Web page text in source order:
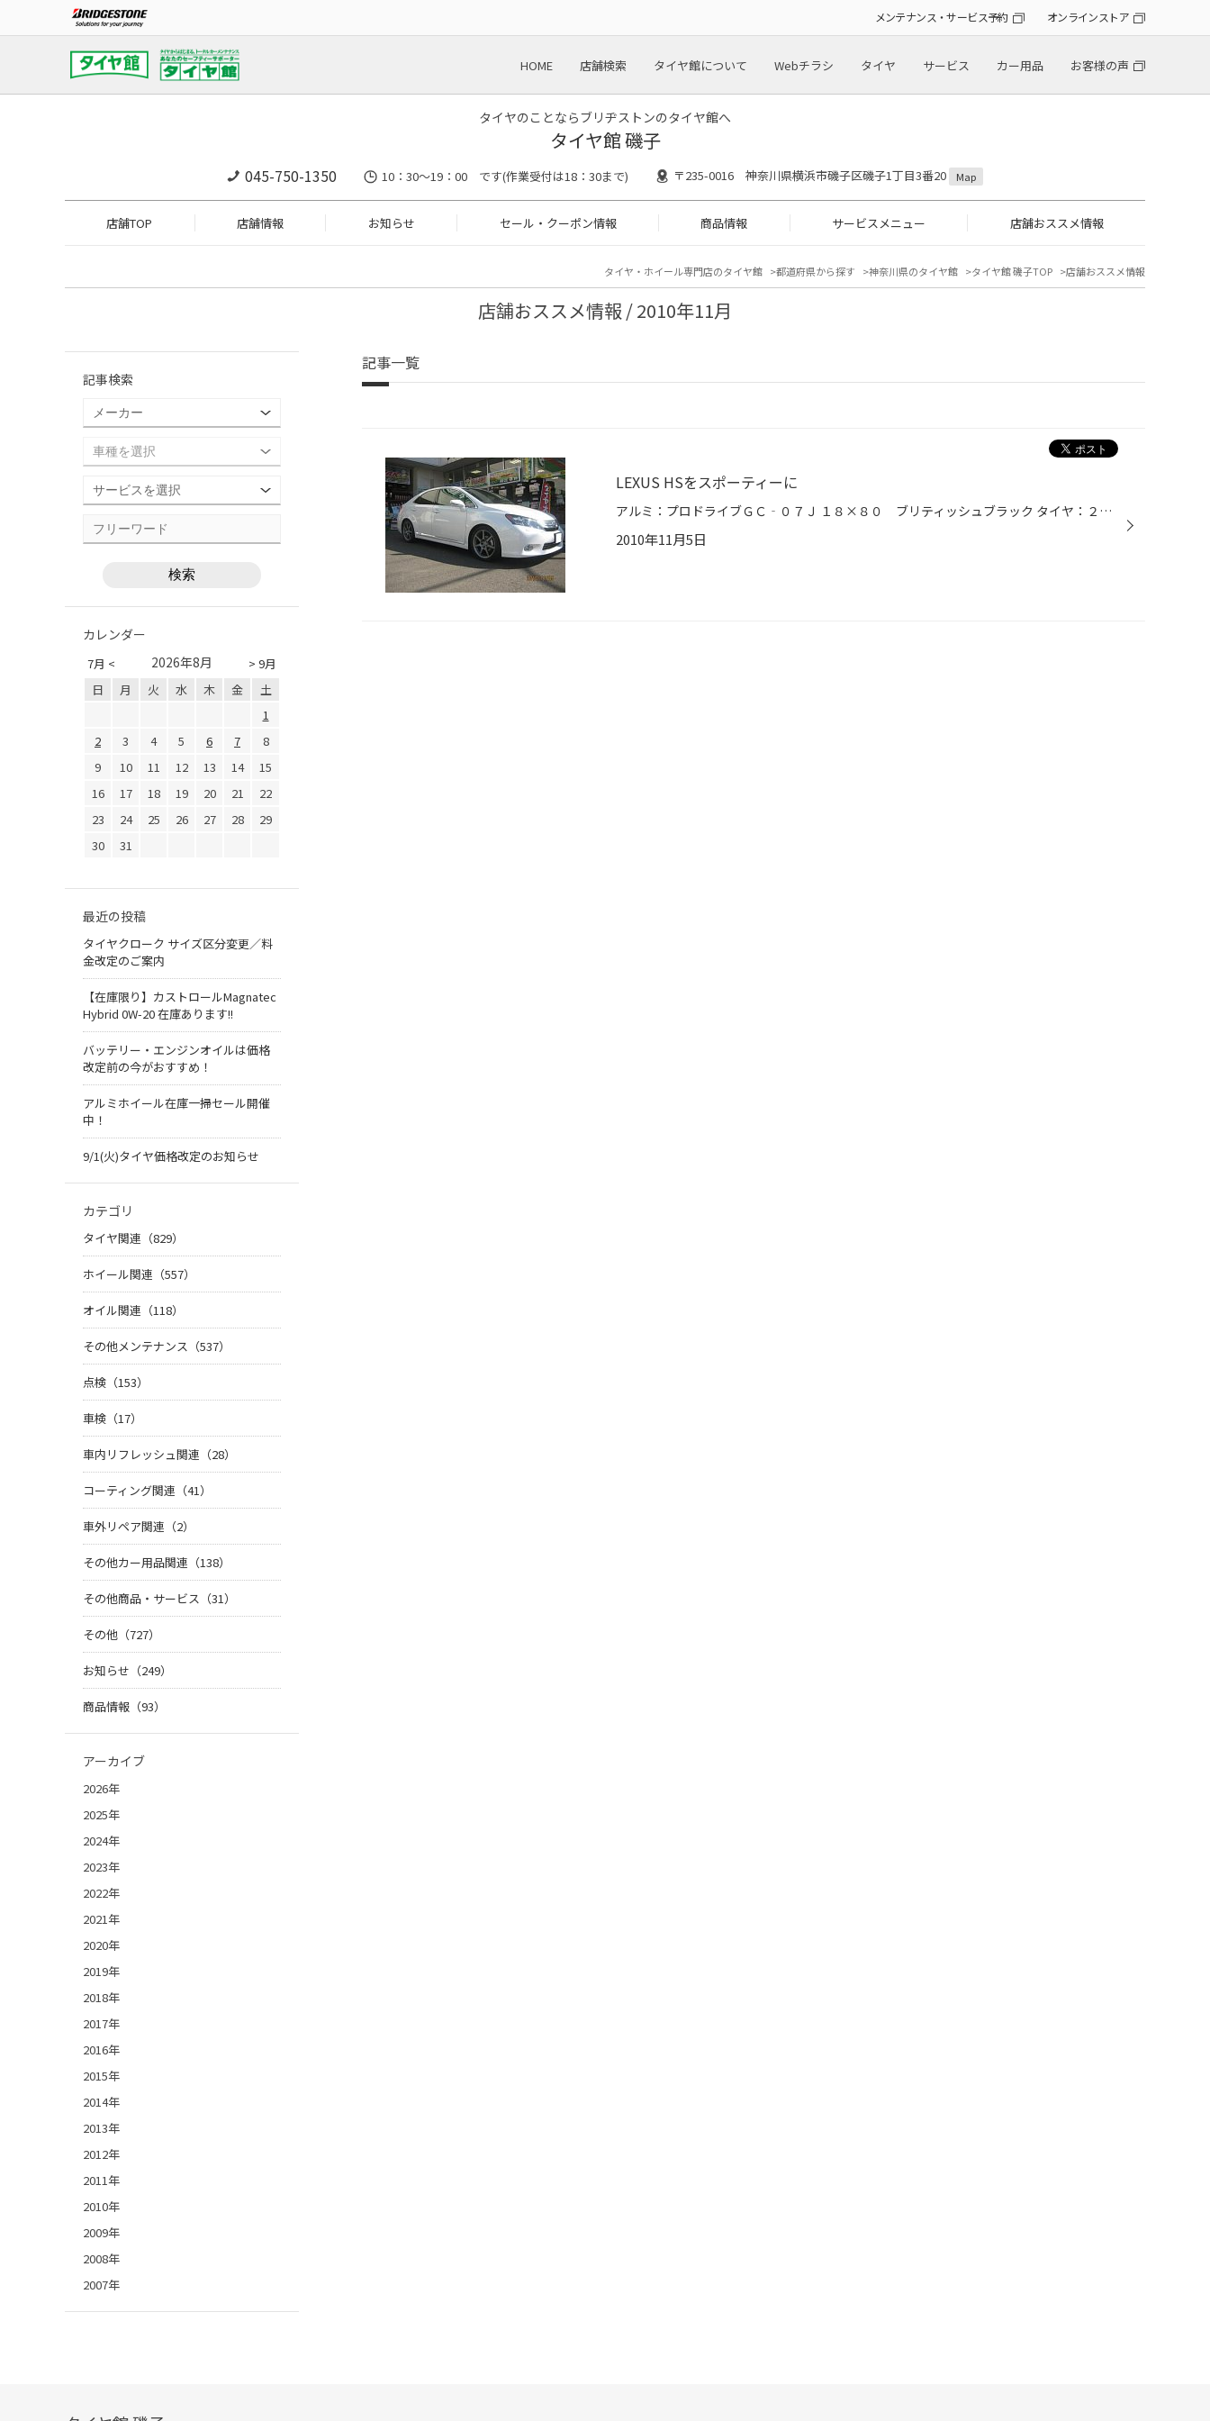
メンテナンス・サービス予約 オンラインストア
HOME 店舗検索 タイヤ館について Webチラシ タイヤ サービス カー用品 お客様の声
タイヤのことならブリヂストンのタイヤ館へ
タイヤ館 磯子
045-750-1350 10：30～19：00 です(作業受付は18：30まで) 〒235-0016 神奈川県横浜市磯子区磯子1丁目3番20 Map
店舗TOP 店舗情報 お知らせ セール・クーポン情報 商品情報 サービスメニュー 店舗おススメ情報
タイヤ・ホイール専門店のタイヤ館 都道府県から探す 神奈川県のタイヤ館 タイヤ館 磯子TOP 店舗おススメ情報
店舗おススメ情報 / 2010年11月
記事一覧
LEXUS HSをスポーティーに
アルミ：プロドライブＧＣ‐０７Ｊ １８×８０ ブリティッシュブラック タイヤ：２２５/４５Ｒ１８ ローフォルムなＨＳに鍛造ホイールを装着して軽量チューン。 只者ではないハイブリッドが誕生しました。 見た目はスポーティーでありながら、 中身はエコなハイブリッドカー・・・ この相反するとこ...
2010年11月5日
記事検索
カレンダー
7月 < > 9月
2026年8月
日 月 火 水 木 金
土
1
2
3 4 5 6 7
8
9
10 11 12 13 14
15
16
17 18 19 20 21
22
23
24 25 26 27 28
29
30
31
最近の投稿
タイヤクローク サイズ区分変更／料
金改定のご案内
【在庫限り】カストロールMagnatec
Hybrid 0W-20 在庫あります!!
バッテリー・エンジンオイルは価格
改定前の今がおすすめ！
アルミホイール在庫一掃セール開催
中！
9/1(火)タイヤ価格改定のお知らせ
カテゴリ
タイヤ関連（829）
ホイール関連（557）
オイル関連（118）
その他メンテナンス（537）
点検（153）
車検（17）
車内リフレッシュ関連（28）
コーティング関連（41）
車外リペア関連（2）
その他カー用品関連（138）
その他商品・サービス（31）
その他（727）
お知らせ（249）
商品情報（93）
アーカイブ
2026年
2025年
2024年
2023年
2022年
2021年
2020年
2019年
2018年
2017年
2016年
2015年
2014年
2013年
2012年
2011年
2010年
2009年
2008年
2007年